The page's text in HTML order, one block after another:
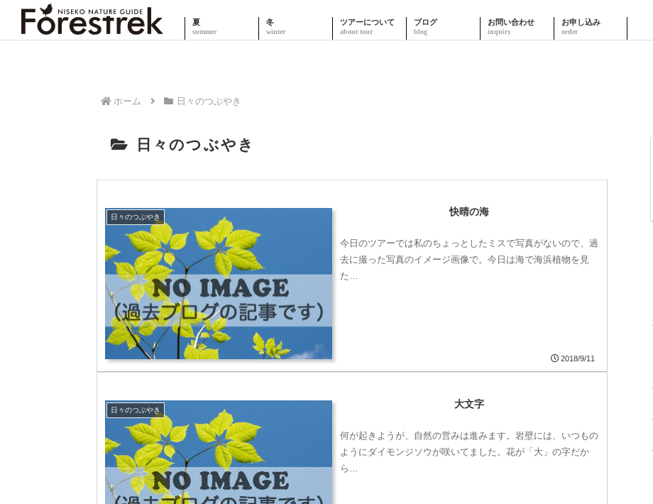
夏 冬 ツアーについて ブログ お問い合わせ お申し込み
ホーム 日々のつぶやき
日々のつぶやき
日々のつぶやき 快晴の海
今日のツアーでは私のちょっとしたミスで写真がないので、過
去に撮った写真のイメージ画像で。今日は海で海浜植物を見
た…
2018/9/11
日々のつぶやき 大文字
何が起きようが、自然の営みは進みます。岩壁には、いつもの
ようにダイモンジソウが咲いてました。花が「大」の字だか
ら…